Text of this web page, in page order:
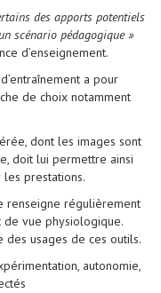
des apports potentiels
scénario pédagogique »
d’enseignement.
a pour
de choix notamment
dont les images sont
doit lui permettre ainsi
les prestations.
renseigne régulièrement
de vue physiologique.
des usages de ces outils.
autonomie,